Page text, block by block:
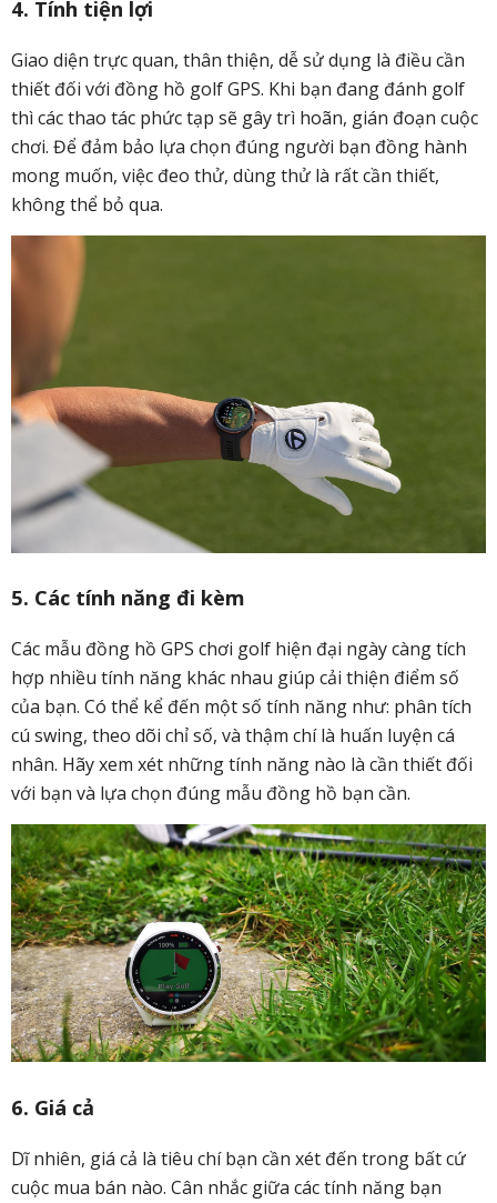
4. Tính tiện lợi
Giao diện trực quan, thân thiện, dễ sử dụng là điều cần
thiết đối với đồng hồ golf GPS. Khi bạn đang đánh golf
thì các thao tác phức tạp sẽ gây trì hoãn, gián đoạn cuộc
chơi. Để đảm bảo lựa chọn đúng người bạn đồng hành
mong muốn, việc đeo thử, dùng thử là rất cần thiết,
không thể bỏ qua.
5. Các tính năng đi kèm
Các mẫu đồng hồ GPS chơi golf hiện đại ngày càng tích
hợp nhiều tính năng khác nhau giúp cải thiện điểm số
của bạn. Có thể kể đến một số tính năng như: phân tích
cú swing, theo dõi chỉ số, và thậm chí là huấn luyện cá
nhân. Hãy xem xét những tính năng nào là cần thiết đối
với bạn và lựa chọn đúng mẫu đồng hồ bạn cần.
6. Giá cả
Dĩ nhiên, giá cả là tiêu chí bạn cần xét đến trong bất cứ
cuộc mua bán nào. Cân nhắc giữa các tính năng bạn